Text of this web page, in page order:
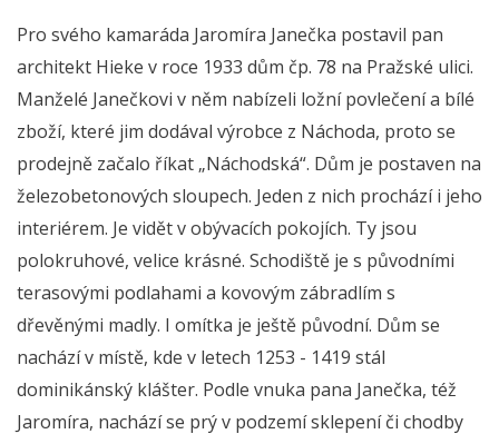
Pro svého kamaráda Jaromíra Janečka postavil pan
architekt Hieke v roce 1933 dům čp. 78 na Pražské ulici.
Manželé Janečkovi v něm nabízeli ložní povlečení a bílé
zboží, které jim dodával výrobce z Náchoda, proto se
prodejně začalo říkat „Náchodská“. Dům je postaven na
železobetonových sloupech. Jeden z nich prochází i jeho
interiérem. Je vidět v obývacích pokojích. Ty jsou
polokruhové, velice krásné. Schodiště je s původními
terasovými podlahami a kovovým zábradlím s
dřevěnými madly. I omítka je ještě původní. Dům se
nachází v místě, kde v letech 1253 - 1419 stál
dominikánský klášter. Podle vnuka pana Janečka, též
Jaromíra, nachází se prý v podzemí sklepení či chodby